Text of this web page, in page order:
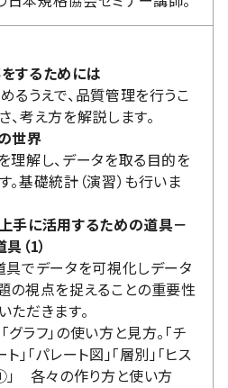
するためには
るうえで、品質管理を行うこ
、考え方を解説します。
世界
理解し、データを取る目的を
。基礎統計（演習）も行いま
手に活用するための道具－
（1）
具でデータを可視化しデータ
の視点を捉えることの重要性
ただきます。
グラフ」の使い方と見方。「チ
」「パレート図」「層別」「ヒス
」 各々の作り方と使い方